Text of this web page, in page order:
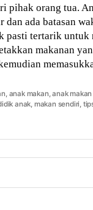
pihak orang tua.
dan ada batasan
pasti tertarik
makanan
, anak makan,anak
anak, makan sendiri,